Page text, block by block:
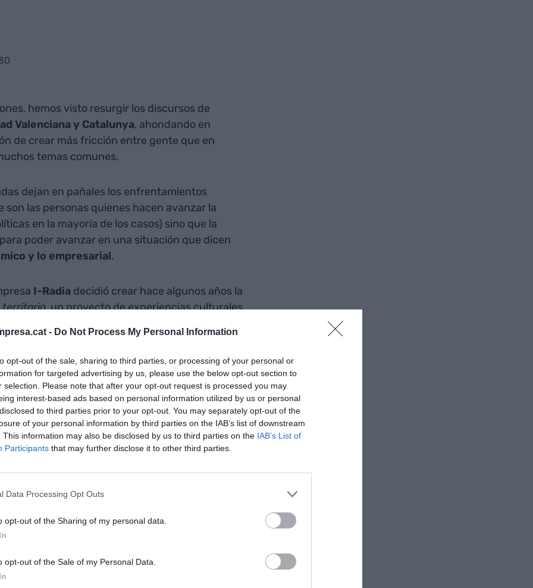
- Do Not Process My Personal Information
opt-out of the sale, sharing to third parties, or processing of your personal or
for targeted advertising by us, please use the below opt-out section to
selection. Please note that after your opt-out request is processed you may
interest-based ads based on personal information utilized by us or personal
to third parties prior to your opt-out. You may separately opt-out of the
of your personal information by third parties on the IAB’s list of downstream
This information may also be disclosed by us to third parties on the IAB’s List of
Participants that may further disclose it to other third parties.
Data Processing Opt Outs
opt-out of the Sharing of my personal data.
opt-out of the Sale of my Personal Data.
hemos visto resurgir los discursos de
Valenciana y Catalunya, ahondando en
de crear más fricción entre gente que en
temas comunes.
dejan en pañales los enfrentamientos
las personas quienes hacen avanzar la
en la mayoría de los casos) sino que la
poder avanzar en una situación que dicen
y lo empresarial.
I-Radiadecidió crear hace algunos años la
territorio, un proyecto de experiencias culturales
con riqueza patrimonial y natural.
los
en el planteamiento de un futuro sostenible
en términos culturales, turísticos, de
para la puesta en marcha de una referencia
medida a las personas que habitan en no